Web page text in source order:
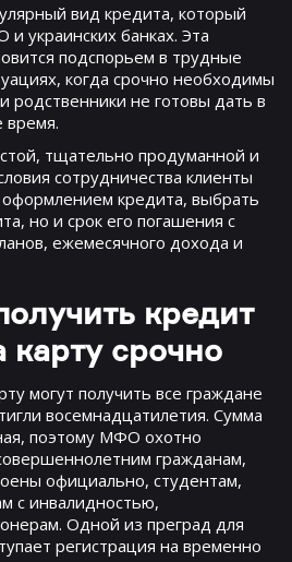
вид кредита, который
украинских банках. Эта
подспорьем в трудные
когда срочно необходимы
родственники не готовы дать в
время.
тщательно продуманной и
сотрудничества клиенты
кредита, выбрать
но и срок его погашения с
ежемесячного дохода и
кредит
карту срочно
могут получить все граждане
восемнадцатилетия. Сумма
поэтому МФО охотно
гражданам,
официально, студентам,
с инвалидностью,
Одной из преград для
регистрация на временно